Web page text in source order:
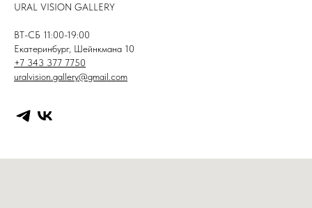
URAL VISION GALLERY
ВТ-СБ 11:00-19:00
Екатеринбург, Шейнкмана 10
+7 343 377 7750
uralvision.gallery@gmail.com